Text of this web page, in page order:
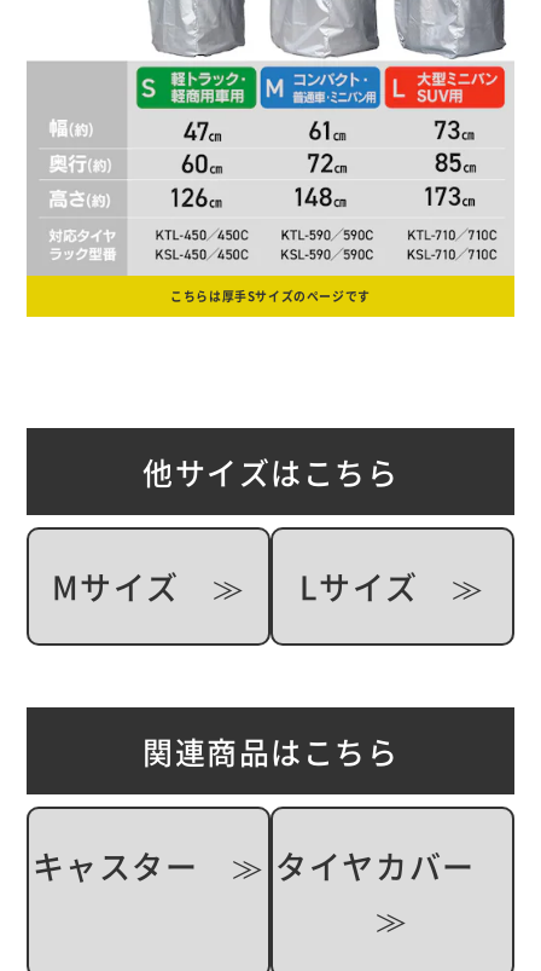
こちらは厚手Sサイズのページです
他サイズはこちら
Mサイズ ≫ Lサイズ ≫
関連商品はこちら
キャスター ≫ タイヤカバー
≫